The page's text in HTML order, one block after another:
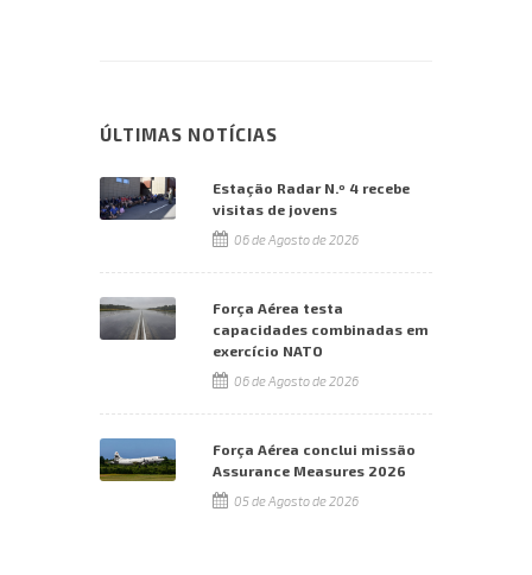
ÚLTIMAS NOTÍCIAS
Estação Radar N.º 4 recebe
visitas de jovens
06 de Agosto de 2026
Força Aérea testa
capacidades combinadas em
exercício NATO
06 de Agosto de 2026
Força Aérea conclui missão
Assurance Measures 2026
05 de Agosto de 2026